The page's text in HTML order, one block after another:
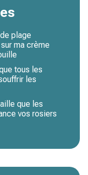
plage
ma crème
tous les
les
que les
vos rosiers